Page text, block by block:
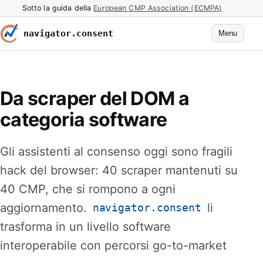
Sotto la guida della European CMP Association (ECMPA)
navigator.consent Menu
Da scraper del DOM a
categoria software
Gli assistenti al consenso oggi sono fragili
hack del browser: 40 scraper mantenuti su
40 CMP, che si rompono a ogni
aggiornamento.
navigator.consent
li
trasforma in un livello software
interoperabile con percorsi go-to-market